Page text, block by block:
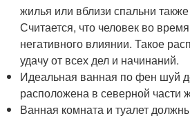
жилья или вблизи спальни
Считается, что человек во
негативного влиянии. Такое
удачу от всех дел и начинаний.
Идеальная ванная по фен шуй
расположена в северной части
Ванная комната и туалет